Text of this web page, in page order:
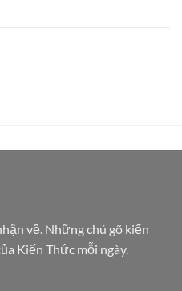
về. Những chú gõ kiến
Kiến Thức mỗi ngày.